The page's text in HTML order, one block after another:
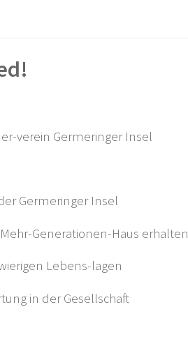
verein Germeringer Insel
Germeringer Insel
Generationen-Haus erhalten
Lebens-lagen
in der Gesellschaft